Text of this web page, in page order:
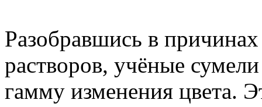
Разобравшись в
растворов, учёные
гамму изменения цвета.